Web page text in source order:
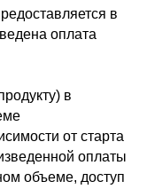
в
оплата
в
от старта
оплаты
объеме, доступ